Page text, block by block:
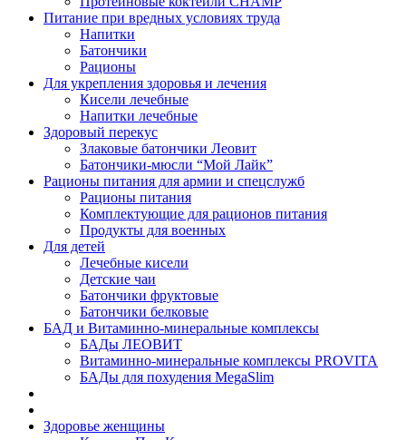
Питание при вредных условиях труда
Напитки
Батончики
Рационы
Для укрепления здоровья и лечения
Кисели лечебные
Напитки лечебные
Здоровый перекус
Злаковые батончики Леовит
Батончики-мюсли “Мой Лайк”
Рационы питания для армии и спецслужб
Рационы питания
Комплектующие для рационов питания
Продукты для военных
Для детей
Лечебные кисели
Детские чаи
Батончики фруктовые
Батончики белковые
БАД и Витаминно-минеральные комплексы
БАДы ЛЕОВИТ
Витаминно-минеральные комплексы PROVITA
БАДы для похудения MegaSlim
Здоровье женщины